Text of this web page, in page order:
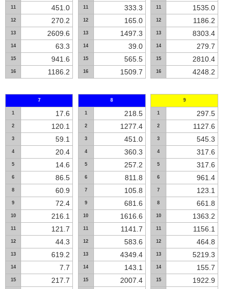
11 451.0
12 270.2
13 2609.6
14 63.3
15 941.6
16 1186.2
11 333.3
12 165.0
13 1497.3
14 39.0
15 565.5
16 1509.7
11 1535.0
12 1186.2
13 8303.4
14 279.7
15 2810.4
16 4248.2
7
1 17.6
2 120.1
3 59.1
4 20.4
5 14.6
6 86.5
8 60.9
9 72.4
10 216.1
11 121.7
12 44.3
13 619.2
14 7.7
15 217.7
8
1 218.5
2 1277.4
3 451.0
4 360.3
5 257.2
6 811.8
7 105.8
9 681.6
10 1616.6
11 1141.7
12 583.6
13 4349.4
14 143.1
15 2007.4
9
1 297.5
2 1127.6
3 545.3
4 317.6
5 317.6
6 961.4
7 123.1
8 661.8
10 1363.2
11 1156.1
12 464.8
13 5219.3
14 155.7
15 1922.9